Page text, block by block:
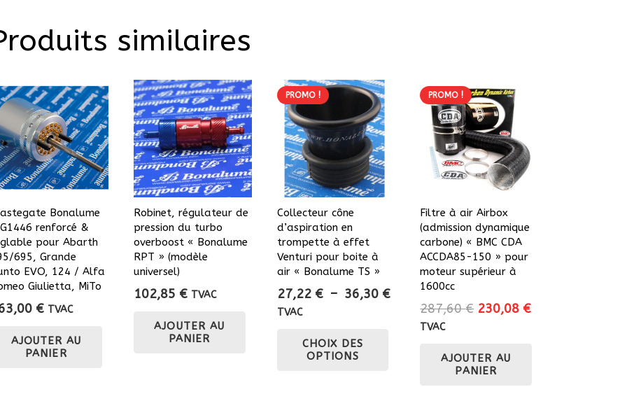
similaires
Bonalume
renforcé &
pour Abarth
695, Grande
EVO, 124 / Alfa
Giulietta, MiTo
€ TVAC
AJOUTER AU
PANIER
Robinet, régulateur de
pression du turbo
overboost « Bonalume
RPT » (modèle
universel)
102,85 € TVAC
AJOUTER AU
PANIER
PROMO !
Collecteur cône
d’aspiration en
trompette à effet
Venturi pour boite à
air « Bonalume TS »
27,22 € – 36,30 €Plage
TVAC
CHOIX DES
OPTIONS
PROMO !
Filtre à air Airbox
(admission dynamique
carbone) « BMC CDA
ACCDA85-150 » pour
moteur supérieur à
1600cc
287,60€ Le
était :
287,60 €.
230,08 €Le
TVAC
AJOUTER AU
PANIER